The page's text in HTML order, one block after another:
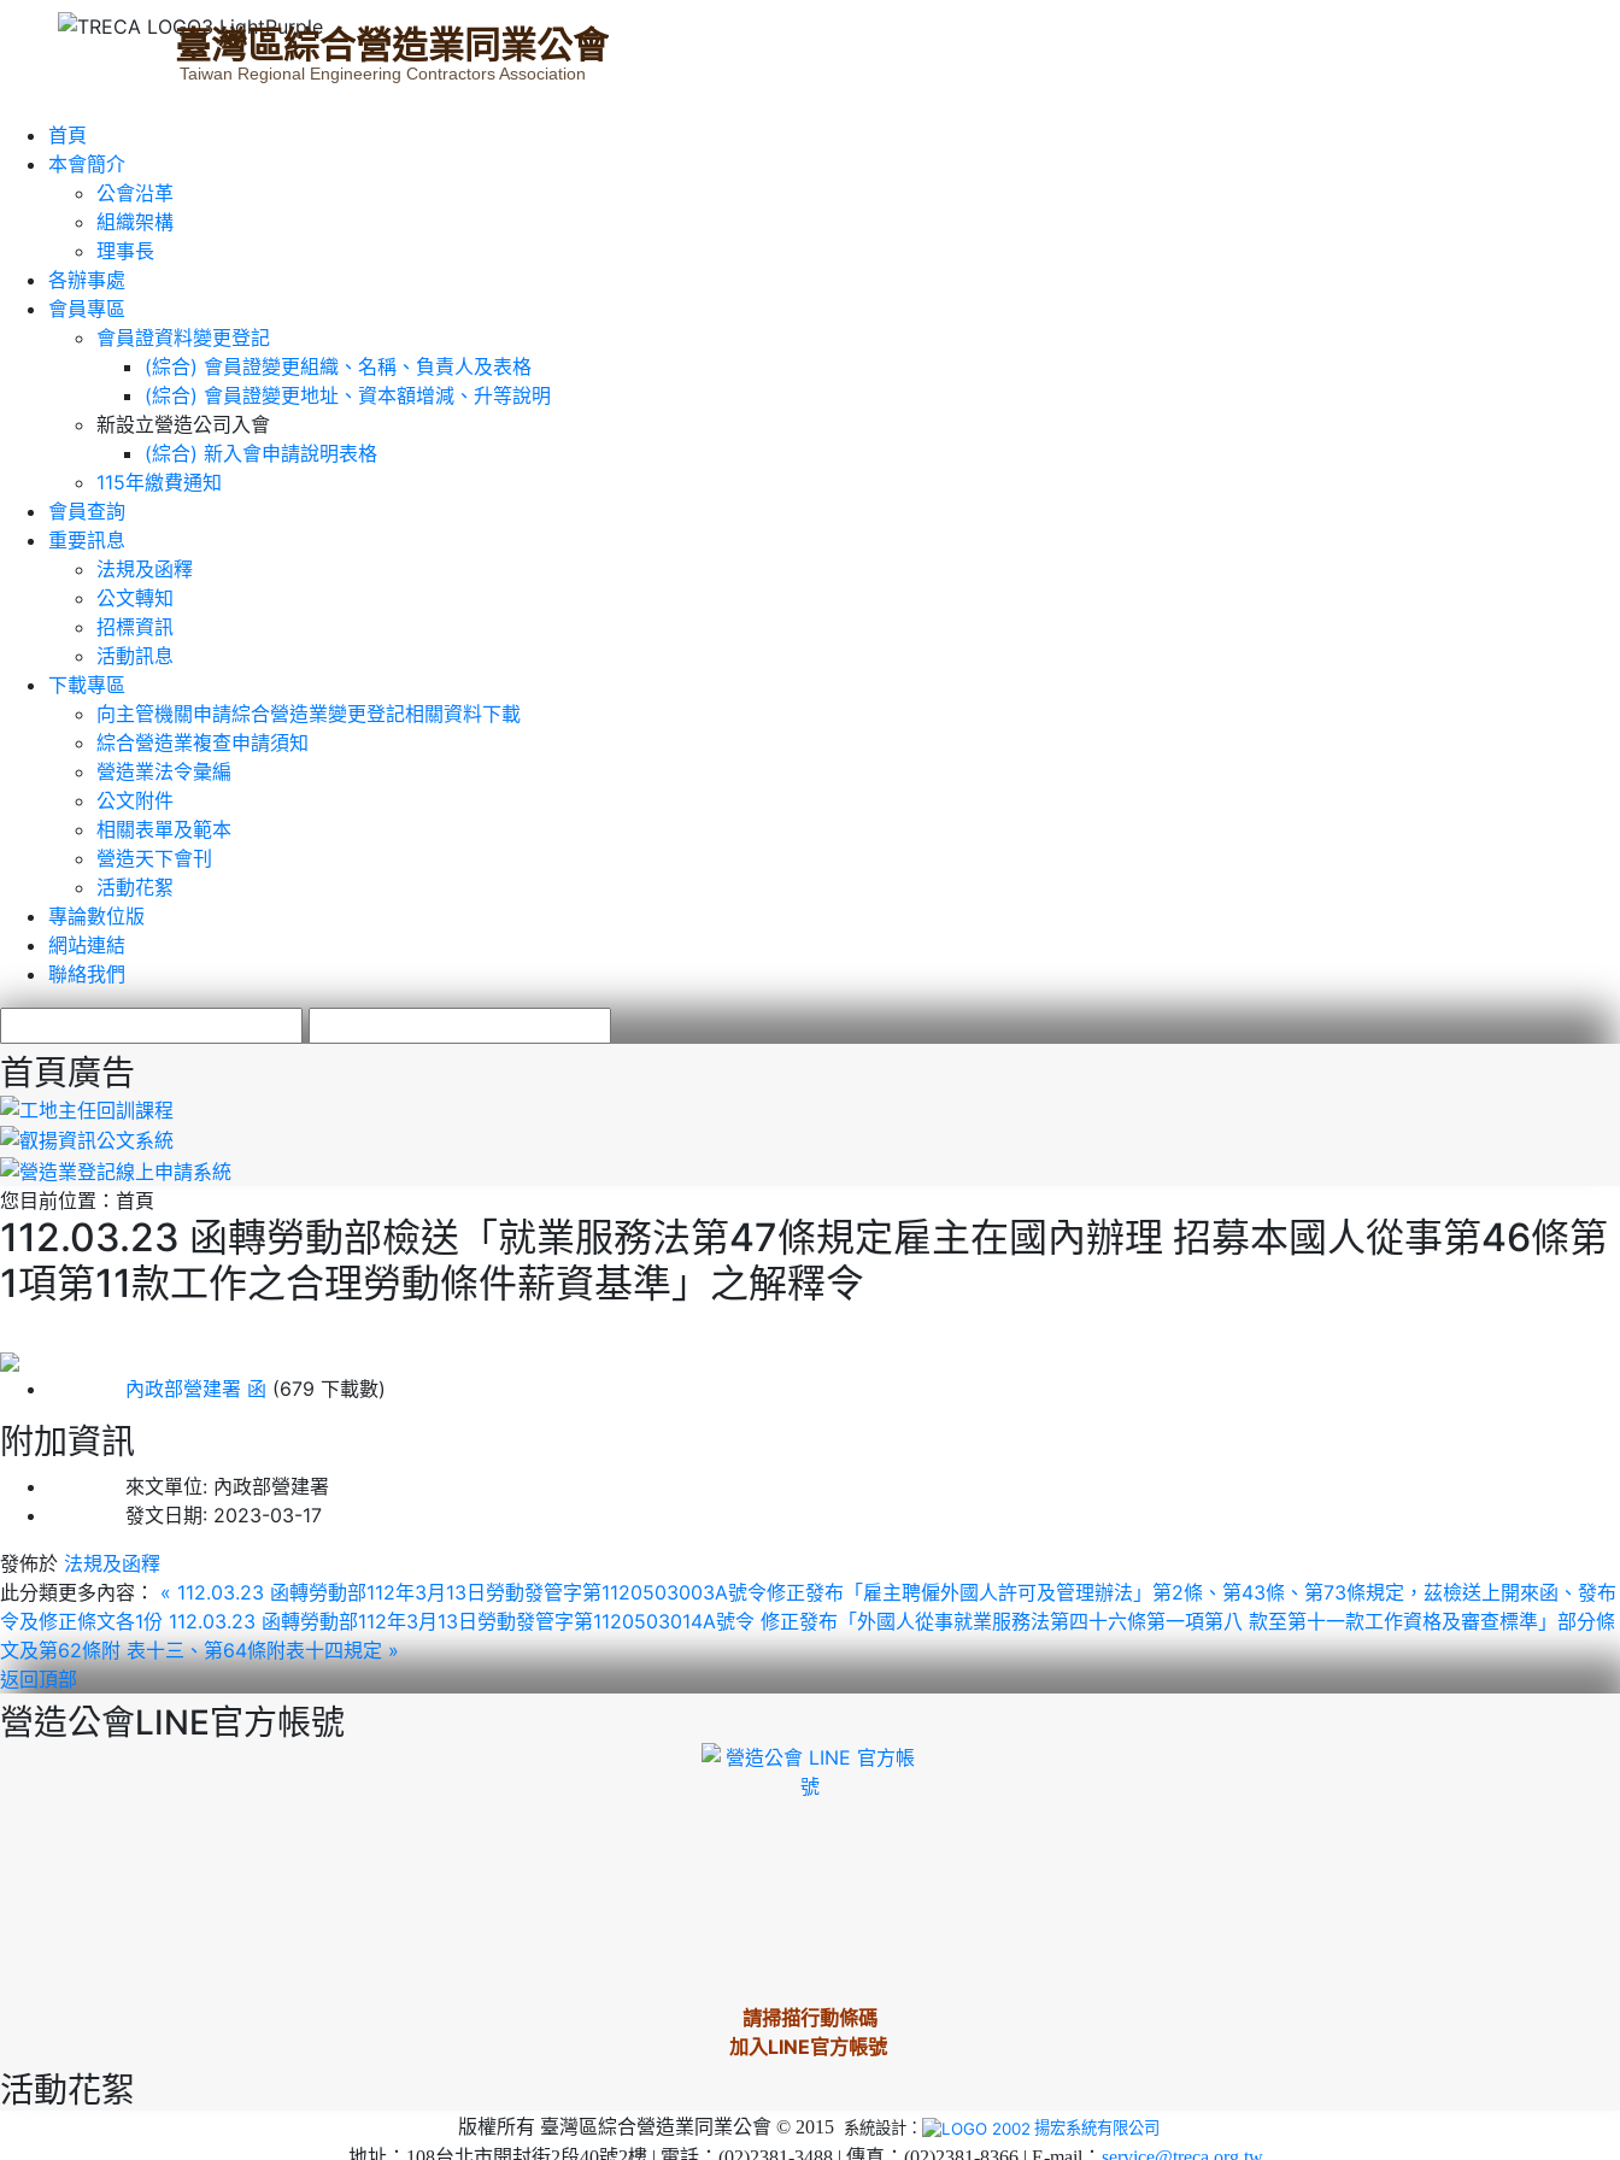
臺灣區綜合營造業同業公會
Taiwan Regional Engineering Contractors Association
首頁
本會簡介
公會沿革
組織架構
理事長
各辦事處
會員專區
會員證資料變更登記
(綜合) 會員證變更組織、名稱、負責人及表格
(綜合) 會員證變更地址、資本額增減、升等說明
新設立營造公司入會
(綜合) 新入會申請說明表格
115年繳費通知
會員查詢
重要訊息
法規及函釋
公文轉知
招標資訊
活動訊息
下載專區
向主管機關申請綜合營造業變更登記相關資料下載
綜合營造業複查申請須知
營造業法令彙編
公文附件
相關表單及範本
營造天下會刊
活動花絮
專論數位版
網站連結
聯絡我們
首頁廣告
您目前位置： 首頁
112.03.23 函轉勞動部檢送「就業服務法第47條規定雇主在國內辦理 招募本國人從事第46條第
1項第11款工作之合理勞動條件薪資基準」之解釋令
內政部營建署 函 (679 下載數)
附加資訊
來文單位: 內政部營建署
發文日期: 2023-03-17
發佈於 法規及函釋
此分類更多內容：
« 112.03.23 函轉勞動部112年3月13日勞動發管字第1120503003A號令修正發布「雇主聘僱外國人許可及管理辦法」第2條、第43條、第73條規定，茲檢送上開來函、發布
令及修正條文各1份 112.03.23 函轉勞動部112年3月13日勞動發管字第1120503014A號令 修正發布「外國人從事就業服務法第四十六條第一項第八 款至第十一款工作資格及審查標準」部分條
文及第62條附 表十三、第64條附表十四規定 »
返回頂部
營造公會LINE官方帳號
請掃描行動條碼
加入LINE官方帳號
活動花絮
版權所有 臺灣區綜合營造業同業公會 © 2015 系統設計： 揚宏系統有限公司